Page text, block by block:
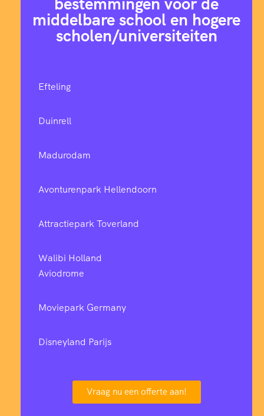
middelbare school en hogere
scholen/universiteiten
Efteling
Duinrell
Madurodam
Avonturenpark Hellendoorn
Attractiepark Toverland
Walibi Holland
Aviodrome
Moviepark Germany
Disneyland Parijs
Vraag nu een offerte aan!